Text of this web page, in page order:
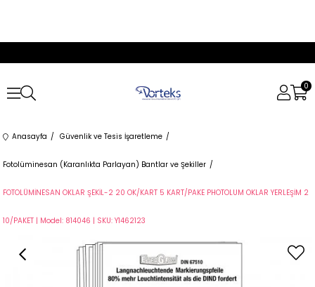
0
Anasayfa Güvenlik ve Tesis İşaretleme
Fotolüminesan (Karanlıkta Parlayan) Bantlar ve Şekiller
FOTOLÜMİNESAN OKLAR ŞEKİL-2 20 OK/KART 5 KART/PAKE PHOTOLUM OKLAR YERLEŞİM 2
10/PAKET | Model: 814046 | SKU: Y1462123